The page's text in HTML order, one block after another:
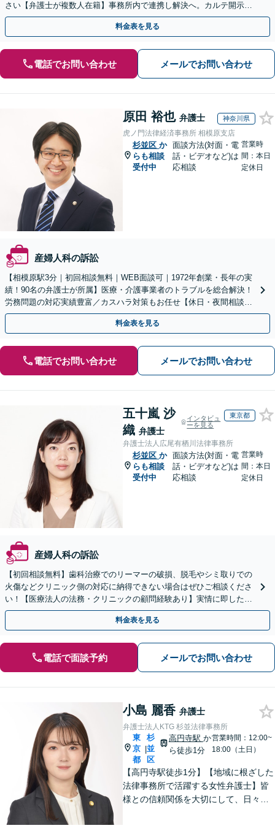
さい【弁護士が複数人在籍】事務所内で連携し解決へ。カルテ開示や
返金・賠償請求をサポートいたします【休日夜間面談可】
料金表を見る
電話でお問い合わせ メールでお問い合わせ
原田 裕也 弁護士 神奈川県
虎ノ門法律経済事務所 相模原支店
杉並区 か
らも相談
受付中
面談方法(対面・電
話・ビデオなど)は
応相談
営業時
間：本日
定休日
産婦人科の訴訟
【相模原駅3分｜初回相談無料｜WEB面談可｜1972年創業・長年の実
績！90名の弁護士が所属】医療・介護事業者のトラブルを総合解決！
労務問題の対応実績豊富／カスハラ対策もお任せ【休日・夜間相談可
／忙しい方にも安心の柔軟なサポート体制】
料金表を見る
電話でお問い合わせ メールでお問い合わせ
五十嵐 沙
織 弁護士
インタビュ
ーを見る
東京都
弁護士法人広尾有栖川法律事務所
杉並区 か
らも相談
受付中
面談方法(対面・電
話・ビデオなど)は
応相談
営業時
間：本日
定休日
産婦人科の訴訟
【初回相談無料】歯科治療でのリーマーの破損、脱毛やシミ取りでの
火傷などクリニック側の対応に納得できない場合はぜひご相談くださ
い！【医療法人の法務・クリニックの顧問経験あり】実情に即したア
ドバイスで、納得のできるトラブルの解決を目指します。
料金表を見る
電話で面談予約 メールでお問い合わせ
小島 麗香 弁護士
弁護士法人KTG 杉並法律事務所
東
京
都
|
杉
並
区
高円寺駅 か
ら徒歩1分
営業時間：12:00~
18:00（土日）
【高円寺駅徒歩1分】【地域に根ざした
法律事務所で活躍する女性弁護士】皆
様との信頼関係を大切にして、日々業